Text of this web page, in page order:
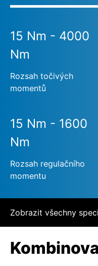
15 Nm - 4000
Nm
Rozsah točivých
momentů
15 Nm - 1600
Nm
Rozsah regulačního
momentu
Zobrazit všechny